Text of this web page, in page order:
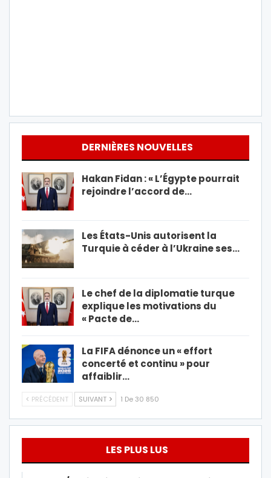
DERNIÈRES NOUVELLES
Hakan Fidan : « L’Égypte pourrait
rejoindre l’accord de…
Les États-Unis autorisent la
Turquie à céder à l’Ukraine ses…
Le chef de la diplomatie turque
explique les motivations du
« Pacte de…
La FIFA dénonce un « effort
concerté et continu » pour
affaiblir…
PRÉCÉDENT SUIVANT 1 De 30 850
LES PLUS LUS